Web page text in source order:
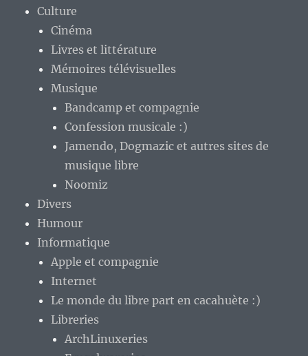
Culture
Cinéma
Livres et littérature
Mémoires télévisuelles
Musique
Bandcamp et compagnie
Confession musicale :)
Jamendo, Dogmazic et autres sites de
musique libre
Noomiz
Divers
Humour
Informatique
Apple et compagnie
Internet
Le monde du libre part en cacahuète :)
Libreries
ArchLinuxeries